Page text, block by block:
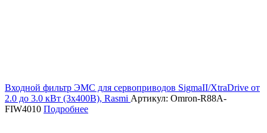
Входной фильтр ЭМС для сервоприводов SigmaII/XtraDrive от
2.0 до 3.0 кВт (3х400В), Rasmi Артикул: Omron-R88A-
FIW4010 Подробнее